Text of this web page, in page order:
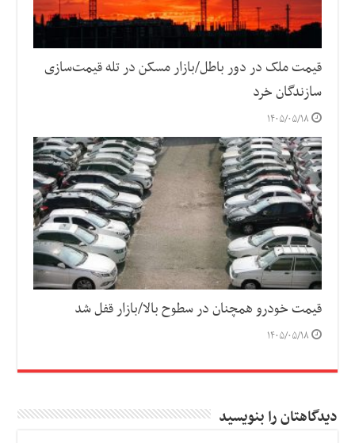
قیمت ملک در دور باطل/بازار مسکن در تله قیمت‌سازی
سازندگان خرد
۱۴۰۵/۰۵/۱۸
قیمت خودرو همچنان در سطوح بالا/بازار قفل شد
۱۴۰۵/۰۵/۱۸
دیدگاهتان را بنویسید